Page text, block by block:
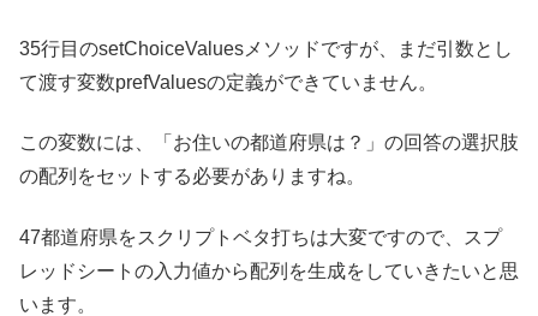
35行目のsetChoiceValuesメソッドですが、まだ引数とし
て渡す変数prefValuesの定義ができていません。
この変数には、「お住いの都道府県は？」の回答の選択肢
の配列をセットする必要がありますね。
47都道府県をスクリプトベタ打ちは大変ですので、スプ
レッドシートの入力値から配列を生成をしていきたいと思
います。